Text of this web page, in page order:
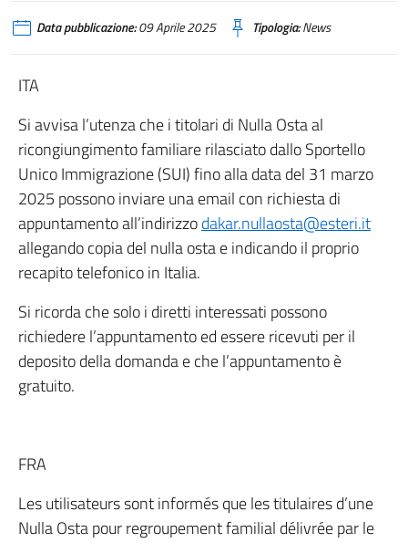
Data pubblicazione:09 Aprile 2025 Tipologia:News
ITA
Si avvisa l’utenza che i titolari di Nulla Osta al
ricongiungimento familiare rilasciato dallo Sportello
Unico Immigrazione (SUI) fino alla data del 31 marzo
2025 possono inviare una email con richiesta di
appuntamento all’indirizzodakar.nullaosta@esteri.it
allegando copia del nulla osta e indicando il proprio
recapito telefonico in Italia.
Si ricorda che solo i diretti interessati possono
richiedere l’appuntamento ed essere ricevuti per il
deposito della domanda e che l’appuntamento è
gratuito.
FRA
Les utilisateurs sont informés que les titulaires d’une
Nulla Osta pour regroupement familial délivrée par le